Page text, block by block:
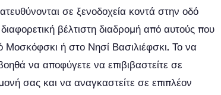
σε ξενοδοχεία κοντά στην οδό
βέλτιστη διαδρομή από αυτούς που
Μοσκόφσκι ή στο Νησί Βασιλιέφσκι. Το να
να αποφύγετε να επιβιβαστείτε σε
σας και να αναγκαστείτε σε επιπλέον